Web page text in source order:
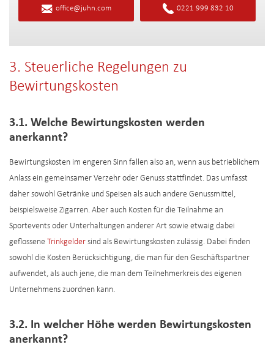
office@juhn.com 0221 999 832 10
3. Steuerliche Regelungen zu
Bewirtungskosten
3.1. Welche Bewirtungskosten werden
anerkannt?
Bewirtungskosten im engeren Sinn fallen also an, wenn aus betrieblichem
Anlass ein gemeinsamer Verzehr oder Genuss stattfindet. Das umfasst
daher sowohl Getränke und Speisen als auch andere Genussmittel,
beispielsweise Zigarren. Aber auch Kosten für die Teilnahme an
Sportevents oder Unterhaltungen anderer Art sowie etwaig dabei
geflossene Trinkgelder sind als Bewirtungskosten zulässig. Dabei finden
sowohl die Kosten Berücksichtigung, die man für den Geschäftspartner
aufwendet, als auch jene, die man dem Teilnehmerkreis des eigenen
Unternehmens zuordnen kann.
3.2. In welcher Höhe werden Bewirtungskosten
anerkannt?